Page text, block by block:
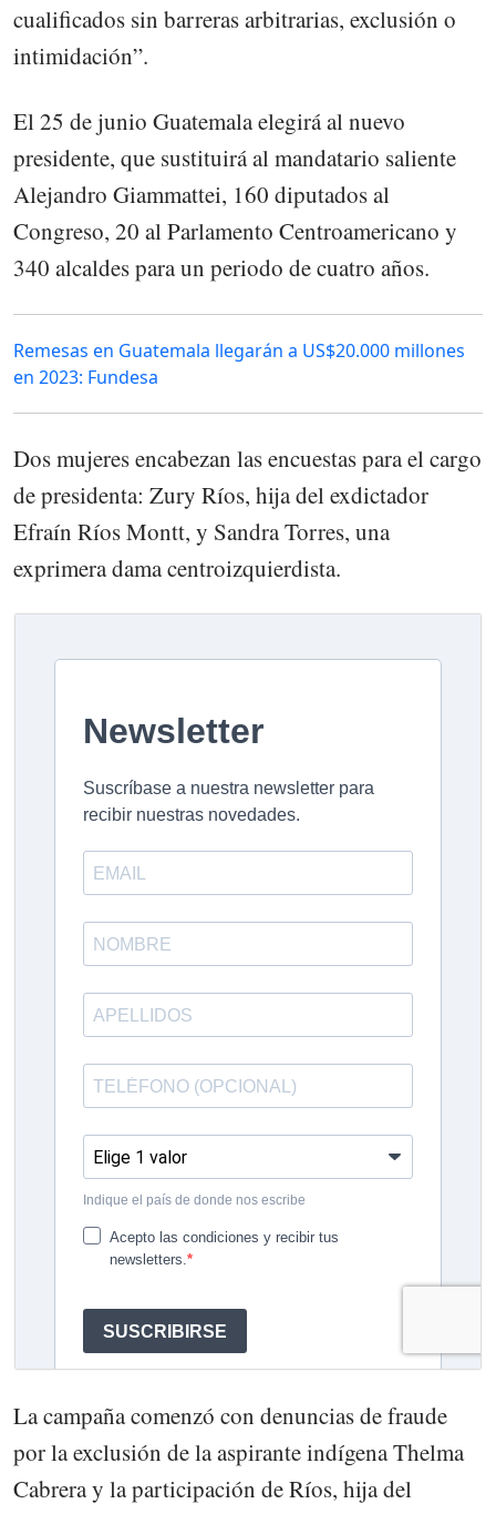
cualificados sin barreras arbitrarias, exclusión o
intimidación”.
El 25 de junio Guatemala elegirá al nuevo
presidente, que sustituirá al mandatario saliente
Alejandro Giammattei, 160 diputados al
Congreso, 20 al Parlamento Centroamericano y
340 alcaldes para un periodo de cuatro años.
Remesas en Guatemala llegarán a US$20.000 millones
en 2023: Fundesa
Dos mujeres encabezan las encuestas para el cargo
de presidenta: Zury Ríos, hija del exdictador
Efraín Ríos Montt, y Sandra Torres, una
exprimera dama centroizquierdista.
La campaña comenzó con denuncias de fraude
por la exclusión de la aspirante indígena Thelma
Cabrera y la participación de Ríos, hija del